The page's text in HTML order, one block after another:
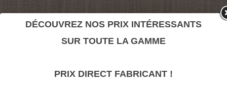
Ruban
Moulures sculptées
Ruban
DÉCOUVREZ NOS PRIX INTÉRESSANTS
SUR TOUTE LA GAMME
PRIX DIRECT FABRICANT !